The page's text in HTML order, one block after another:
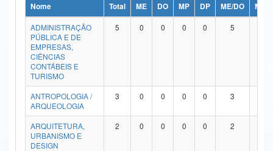
Ministério da Ciência, Tecnologia, Inovações e Comunicações
Ministério do Meio Ambiente
Ministério do Turismo
Ministério do Desenvolvimento Regional
Controladoria-Geral da União
Ministério da Mulher, da Família e dos Direitos Humanos
Nome Total ME DO MP DP ME/DO
MP/
ADMINISTRAÇÃO
PÚBLICA E DE
EMPRESAS,
CIÊNCIAS
CONTÁBEIS E
TURISMO
5 0 0 0 0 5
ANTROPOLOGIA /
ARQUEOLOGIA
3 0 0 0 0 3
ARQUITETURA,
URBANISMO E
DESIGN
2 0 0 0 0 2